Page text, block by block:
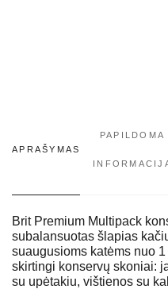
APRAŠYMAS
PAPILDOMA
Brit Premium Multipack
subalansuotas šlapias
suaugusioms katėms nuo
skirtingi konservų skoniai:
su upėtakiu, vištienos su